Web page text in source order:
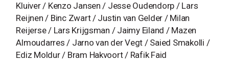
Kluiver / Kenzo Jansen / Jesse Oudendorp / Lars
Reijnen / Binc Zwart / Justin van Gelder / Milan
Reijerse / Lars Krijgsman / Jaimy Eiland / Mazen
Almoudarres / Jarno van der Vegt / Saied Smakolli /
Ediz Moldur / Bram Hakvoort / Rafik Faid